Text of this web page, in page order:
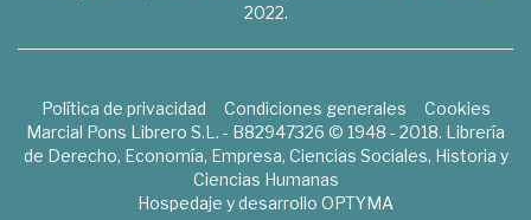
2022.
Política de privacidad Condiciones generales
Cookies
Marcial Pons Librero S.L. - B82947326 © 1948 - 2018. Librería
de Derecho, Economía, Empresa, Ciencias Sociales, Historia y
Ciencias Humanas
Hospedaje y desarrollo OPTYMA